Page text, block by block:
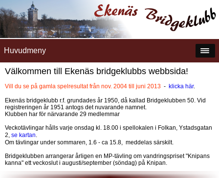
Huvudmeny
Välkommen till Ekenäs bridgeklubbs webbsida!
Vill du se på gamla spelresultat från nov. 2004 till juni 2013 - klicka här.
Ekenäs bridgeklubb r.f. grundades år 1950, då kallad Bridgeklubben 50. Vid
registreringen år 1951 antogs det nuvarande namnet.
Klubben har för närvarande 29 medlemmar
Veckotävlingar hålls varje onsdag kl. 18.00 i spellokalen i Folkan, Ystadsgatan
2, se kartan
Om tävlingar under sommaren, 1.6 - ca 15.8, meddelas särskilt.
Bridgeklubben arrangerar årligen en MP-tävling om vandringspriset "Knipans
kanna" ett veckoslut i augusti/september (söndag) på Knipan.